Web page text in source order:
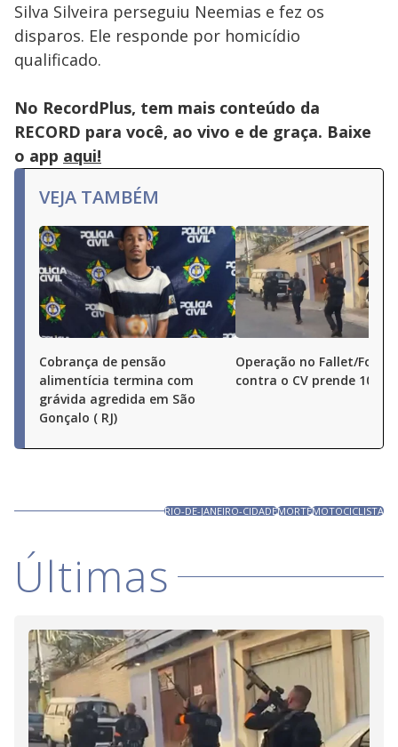
Silva Silveira perseguiu Neemias e fez os
disparos. Ele responde por homicídio
qualificado.
No RecordPlus, tem mais conteúdo da
RECORD para você, ao vivo e de graça. Baixe
o app aqui!
VEJA TAMBÉM
Cobrança de pensão
alimentícia termina com
grávida agredida em São
Gonçalo ( RJ)
Operação no Fallet/
contra o CV prende 10
RIO-DE-JANEIRO-CIDADEMORTEMOTOCICLISTA
Últimas